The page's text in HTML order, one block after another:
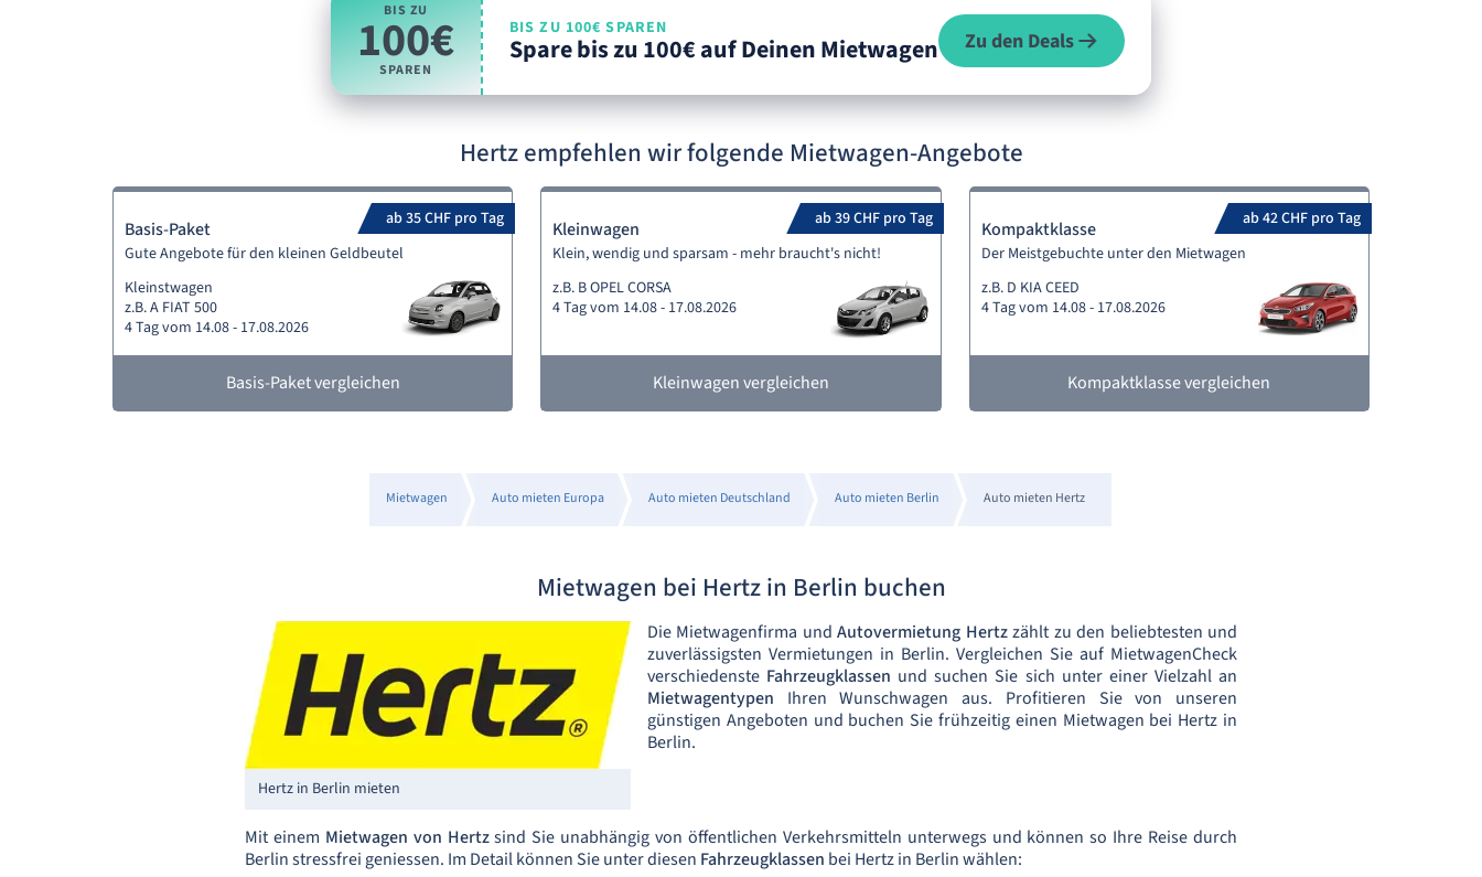
BIS ZU
100€
SPAREN
BIS ZU 100€ SPAREN
Spare bis zu 100€ auf Deinen Mietwagen Zu den Deals
Hertz empfehlen wir folgende Mietwagen-Angebote
ab 35 CHF pro Tag
Basis-Paket
Gute Angebote für den kleinen Geldbeutel
Kleinstwagen
z.B. A FIAT 500
4 Tag vom 14.08 - 17.08.2026
Basis-Paket vergleichen
ab 39 CHF pro Tag
Kleinwagen
Klein, wendig und sparsam - mehr braucht's nicht!
z.B. B OPEL CORSA
4 Tag vom 14.08 - 17.08.2026
Kleinwagen vergleichen
ab 42 CHF pro Tag
Kompaktklasse
Der Meistgebuchte unter den Mietwagen
z.B. D KIA CEED
4 Tag vom 14.08 - 17.08.2026
Kompaktklasse vergleichen
Mietwagen Auto mieten Europa Auto mieten Deutschland Auto mieten Berlin Auto mieten Hertz
Mietwagen bei Hertz in Berlin buchen
Hertz in Berlin mieten
Die Mietwagenfirma undAutovermietung Hertzzählt zu den beliebtesten und
zuverlässigsten Vermietungen in Berlin. Vergleichen Sie auf MietwagenCheck
verschiedenste Fahrzeugklassen und suchen Sie sich unter einer Vielzahl an
Mietwagentypen Ihren Wunschwagen aus. Profitieren Sie von unseren
günstigen Angeboten und buchen Sie frühzeitig einen Mietwagen bei Hertz in
Berlin.
Mit einem Mietwagen von Hertzsind Sie unabhängig von öffentlichen Verkehrsmitteln unterwegs und können so Ihre Reise durch
Berlin stressfrei geniessen. Im Detail können Sie unter diesen Fahrzeugklassen bei Hertz in Berlin wählen: